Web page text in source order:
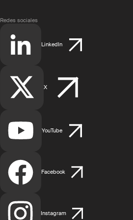
Redes sociales
LinkedIn
X
YouTube
Facebook
Instagram